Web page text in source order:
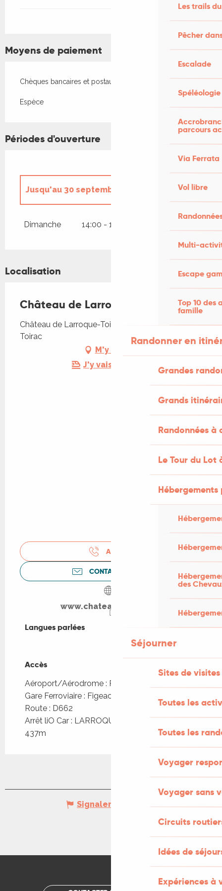
Les trails
Pêcher
Escalade
Spéléologie
parcours
Via Ferrata
Vol libre
Multi-
Escape
Top 10 des
famille
Randonner en
Grandes
Grands
Randonnées
Le Tour du Lot
des
Séjourner
Sites de visites
Toutes les
Toutes les
Voyager
Voyager sans
Circuits
Idées de
Expériences à
Moyens de paiement
Chèques bancaires et postaux
Espèce
Périodes d'ouverture
Jusqu'au 30 septembre 2026
Dimanche 14:00 - 18:30
Localisation
Château de Larroque-Toirac
Château de Larroque-Toirac, 46160 Larroque-
Toirac
M'y rendre
J'y vais en train !
APPELER
CONTACTEZ-NOUS
www.chateautoirac.com
Langues parlées
Langues parlées
Accès
Accès
Aéroport/Aérodrome : Rodez à 80km
Gare Ferroviaire : Figeac à 14km
Route : D662
Arrêt liO Car : LARROQUE-TOIRAC - Bourg à
437m
Signaler une erreur